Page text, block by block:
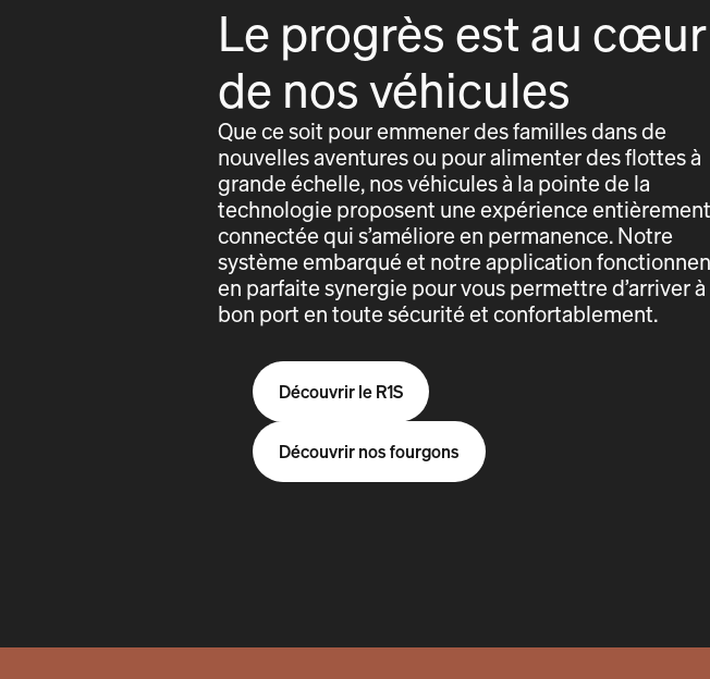
Le progrès est au cœur
de nos véhicules
Que ce soit pour emmener des familles dans de
nouvelles aventures ou pour alimenter des flottes à
grande échelle, nos véhicules à la pointe de la
technologie proposent une expérience entièrement
connectée qui s’améliore en permanence. Notre
système embarqué et notre application
en parfaite synergie pour vous permettre d’arriver à
bon port en toute sécurité et confortablement.
Découvrir le R1S
Découvrir nos fourgons